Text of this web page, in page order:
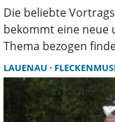
Die beliebte
bekommt eine neue
Thema bezogen
Lauenau, sondern
Denn das Thema
Gärtnereien“. Der
November, 18 Uhr.
LAUENAU